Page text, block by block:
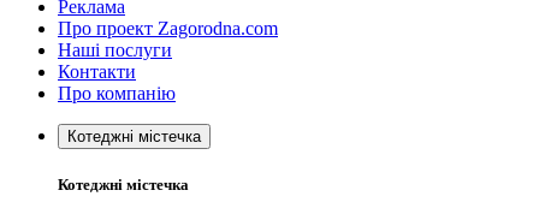
Реклама
Про проект Zagorodna.com
Наші послуги
Контакти
Про компанію
Котеджні містечка
Котеджні містечка